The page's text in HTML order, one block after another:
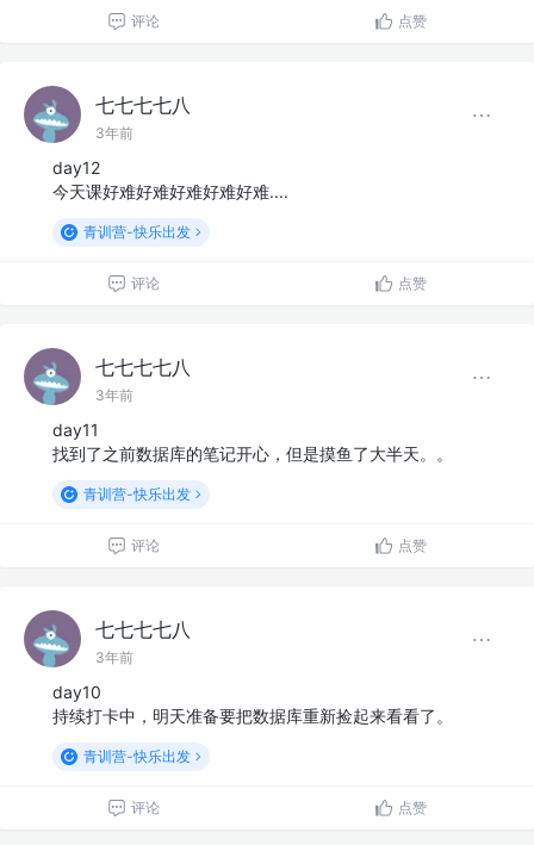
评论 点赞
七七七七八
3年前
day12
今天课好难好难好难好难好难....
青训营-快乐出发
评论 点赞
七七七七八
3年前
day11
找到了之前数据库的笔记开心，但是摸鱼了大半天。。
青训营-快乐出发
评论 点赞
七七七七八
3年前
day10
持续打卡中，明天准备要把数据库重新捡起来看看了。
青训营-快乐出发
评论 点赞